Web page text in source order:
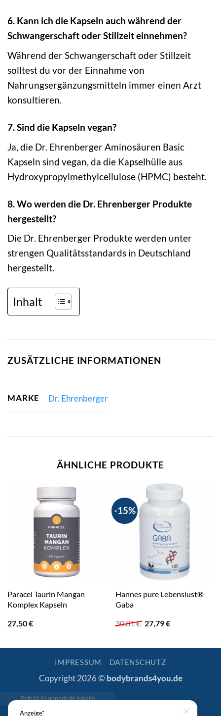
6. Kann ich die Kapseln auch während der
Schwangerschaft oder Stillzeit einnehmen?
Während der Schwangerschaft oder Stillzeit
solltest du vor der Einnahme von
Nahrungsergänzungsmitteln immer einen Arzt
konsultieren.
7. Sind die Kapseln vegan?
Ja, die Dr. Ehrenberger Aminosäuren Basic
Kapseln sind vegan, da die Kapselhülle aus
Hydroxypropylmethylcellulose (HPMC) besteht.
8. Wo werden die Dr. Ehrenberger Produkte
hergestellt?
Die Dr. Ehrenberger Produkte werden unter
strengen Qualitätsstandards in Deutschland
hergestellt.
Inhalt
ZUSÄTZLICHE INFORMATIONEN
MARKE Dr. Ehrenberger
ÄHNLICHE PRODUKTE
Paracel Taurin Mangan
Komplex Kapseln
27,50€
-15%
Hannes pure Lebenslust®
Gaba
30,81€ Ursprünglicher
Preis
30,81 €
27,79€Aktueller
27,79 €.
IMPRESSUM DATENSCHUTZ
Copyright 2026 © bodybrands4you.de
Anzeige*